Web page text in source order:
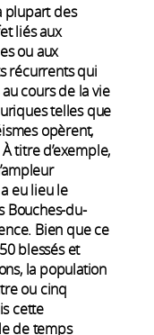
plupart des
liés aux
ou aux
récurrents qui
cours de la vie
telles que
opèrent,
titre d’exemple,
eu lieu le
Bouches-du-
Bien que ce
blessés et
la population
ou cinq
cette
de temps